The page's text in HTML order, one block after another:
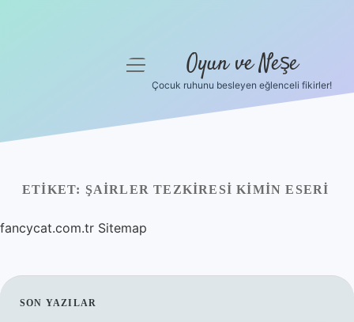
Yasal Uyarı
Hakkımızda
menüyü
Oyun ve Neşe
Çocuk ruhunu besleyen eğlenceli fikirler!
ETIKET: ŞAIRLER TEZKIRESI KIMIN ESERI
fancycat.com.tr Sitemap
SIDEBAR
SON YAZILAR